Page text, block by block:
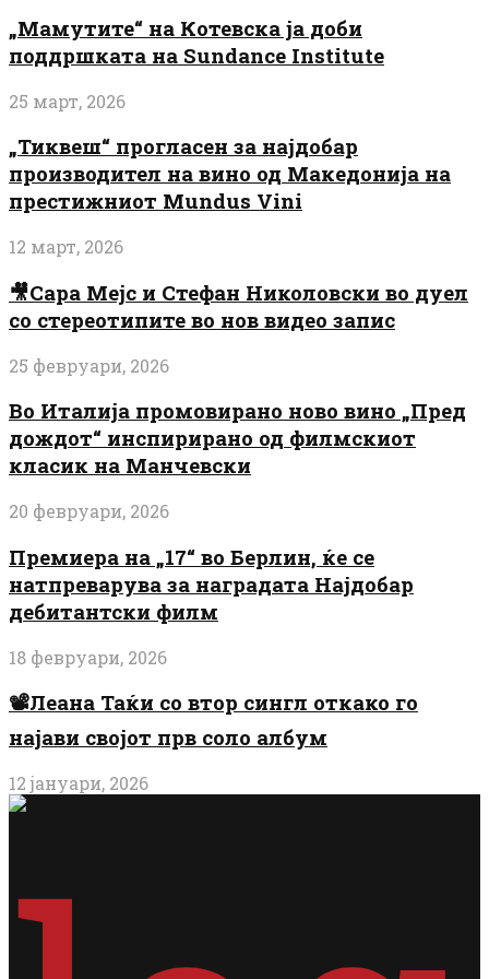
„Мамутите“ на Котевска ја доби
поддршката на Sundance Institute
25 март, 2026
„Тиквеш“ прогласен за најдобар
производител на вино од Македонија на
престижниот Mundus Vini
12 март, 2026
🎥Сара Мејс и Стефан Николовски во дуел
со стереотипите во нов видео запис
25 февруари, 2026
Во Италија промовирано ново вино „Пред
дождот“ инспирирано од филмскиот
класик на Манчевски
20 февруари, 2026
Премиера на „17“ во Берлин, ќе се
натпреварува за наградата Најдобар
дебитантски филм
18 февруари, 2026
📽️Леана Таќи со втор сингл откако го
најави својот прв соло албум
12 јануари, 2026